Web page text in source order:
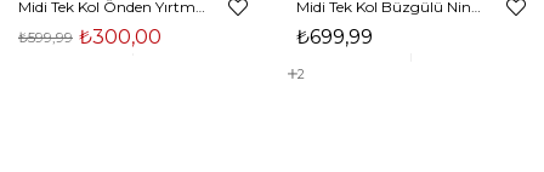
₺300,00
₺599,99 ₺699,99
2